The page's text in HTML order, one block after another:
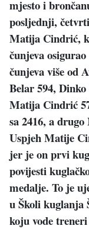
mjesto i
posljednji,
Matija Cindrić,
čunjeva
čunjeva više od
Belar 594,
Matija Cindrić
sa 2416, a
Uspjeh Matije
jer je on prvi
povijesti
medalje. To je
u Školi kuglanja
koju vode